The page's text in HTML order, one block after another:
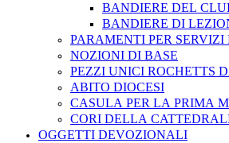
BANDIERE DEL
BANDIERE DI
PARAMENTI PER
NOZIONI DI BASE
PEZZI UNICI ROCHETTS
ABITO DIOCESI
CASULA PER LA PRIMA
CORI DELLA
OGGETTI DEVOZIONALI